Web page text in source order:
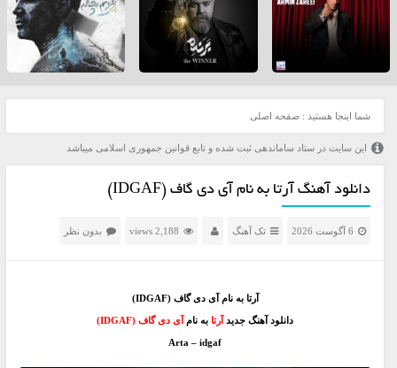
شما اینجا هستید : صفحه اصلی
این سایت در ستاد ساماندهی ثبت شده و تابع قوانین جمهوری اسلامی میباشد
دانلود آهنگ آرتا به نام آی دی گاف (IDGAF)
6 آگوست 2026 تک آهنگ 2,188 views بدون نظر
آرتا به نام آی دی گاف (IDGAF)
دانلود آهنگ جدیدآرتا به نام آی دی گاف (IDGAF)
Arta – idgaf